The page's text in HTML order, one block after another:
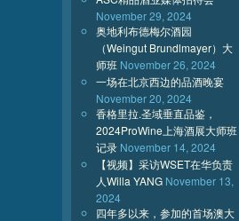
November 29, 2024
奥地利布德梅尔酒园
（Weingut Brundlmayer）大
师班 November 26, 2024
一场在北京西边的品酒晚宴
November 20, 2024
香格里拉.圣域垂直品鉴，
2024ProWine上海酒展大师班
记录 November 14, 2024
【视频】采访WSET在华负责
人Willa YANG November 13,
2024
四年多以来，参加的首场澳大